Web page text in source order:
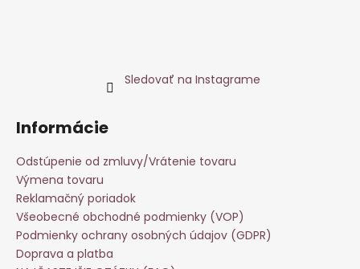
Sledovať na Instagrame
Informácie
Odstúpenie od zmluvy/Vrátenie tovaru
Výmena tovaru
Reklamačný poriadok
Všeobecné obchodné podmienky (VOP)
Podmienky ochrany osobných údajov (GDPR)
Doprava a platba